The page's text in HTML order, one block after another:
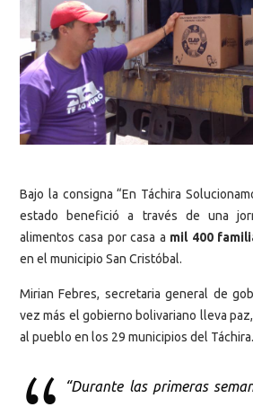
Bajo la consigna “En Táchira
estado benefició a través de una
alimentos casa por casa a mil 400
en el municipio San Cristóbal.
Mirian Febres, secretaria general de
vez más el gobierno bolivariano lleva
al pueblo en los 29 municipios del Táchira.
“Durante las primeras